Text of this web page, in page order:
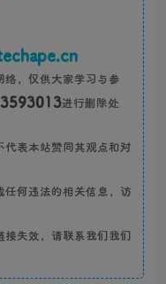
络，仅供大家学习与参
进行删除处
代表本站赞同其观点和对
任何违法的相关信息，访
接失效，请联系我们我们